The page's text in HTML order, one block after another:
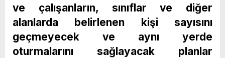
ve çalışanların, sınıflar ve diğer
alanlarda belirlenen kişi sayısını
geçmeyecek ve aynı yerde
oturmalarını sağlayacak planlar